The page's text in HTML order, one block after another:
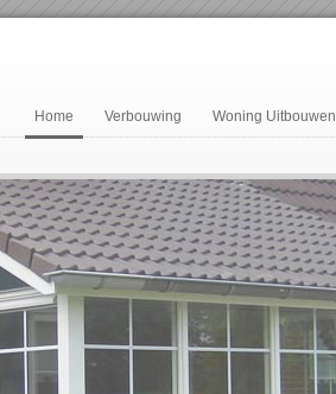
Home Verbouwing Woning Uitbouwen